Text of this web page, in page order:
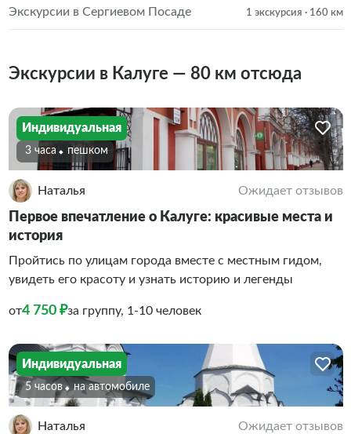
Экскурсии в Сергиевом Посаде 1 экскурсия · 160 км
Экскурсии в Калуге — 80 км отсюда
Индивидуальная
3 часа Пешком
Наталья Ожидает отзывов
Первое впечатление о Калуге: красивые места и
история
Пройтись по улицам города вместе с местным гидом,
увидеть его красоту и узнать историю и легенды
от4 750 ₽за группу, 1-10 человек
Индивидуальная
5 часов На автомобиле
Наталья Ожидает отзывов